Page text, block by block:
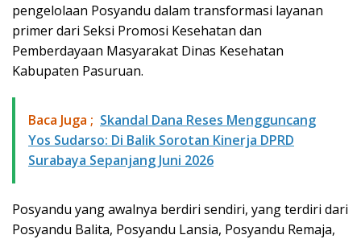
pengelolaan Posyandu dalam transformasi layanan
primer dari Seksi Promosi Kesehatan dan
Pemberdayaan Masyarakat Dinas Kesehatan
Kabupaten Pasuruan.
Baca Juga ; Skandal Dana Reses Mengguncang
Yos Sudarso: Di Balik Sorotan Kinerja DPRD
Surabaya Sepanjang Juni 2026
Posyandu yang awalnya berdiri sendiri, yang terdiri dari
Posyandu Balita, Posyandu Lansia, Posyandu Remaja,